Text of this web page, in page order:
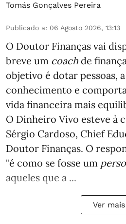
Tomás Gonçalves Pereira
Publicado a: 06 Agosto 2026, 13:13
O Doutor Finanças vai
breve um coach de
objetivo é dotar pessoas,
conhecimento e
vida financeira mais
O Dinheiro Vivo esteve à
Sérgio Cardoso, Chief
Doutor Finanças. O
"é como se fosse um
aqueles que a ...
Ver mais